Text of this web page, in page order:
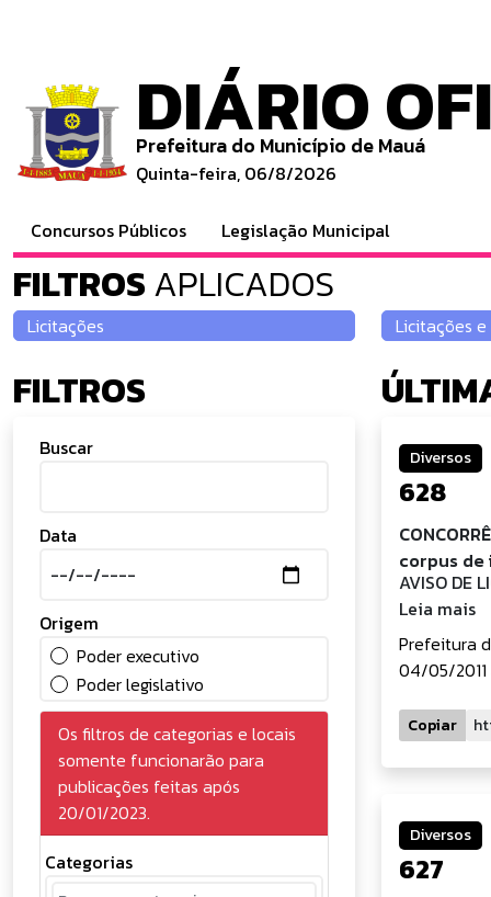
DIÁRIO
Prefeitura do Município de Mauá
Quinta-feira, 06/8/2026
Concursos Públicos Legislação Municipal
FILTROSAPLICADOS
FILTROS
Buscar
Data
Origem
Poder executivo
Poder legislativo
Os filtros de categorias e locais
somente funcionarão para
publicações feitas após
20/01/2023.
Categorias
Diversos
628
corpus
AVISO DE
Leia mais
Prefeitura
04/05/
Copiar
Diversos
627